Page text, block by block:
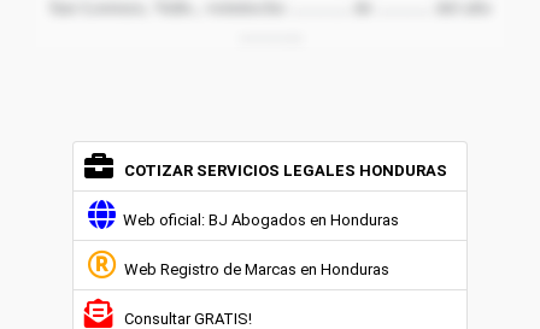
COTIZAR SERVICIOS LEGALES HONDURAS
Web oficial: BJ Abogados en Honduras
Web Registro de Marcas en Honduras
Consultar GRATIS!